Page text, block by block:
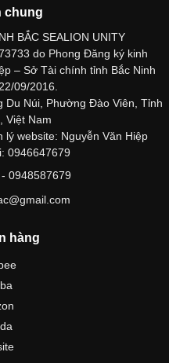
chung
BẮC SEALION UNITY
do Phong Đăng ký kinh
– Sở Tài chính tỉnh Bắc Ninh
09/2016.
Núi, Phường Đào Viên, Tỉnh
Việt Nam
website: Nguyễn Văn Hiệp
0946647679
0948587679
hàng